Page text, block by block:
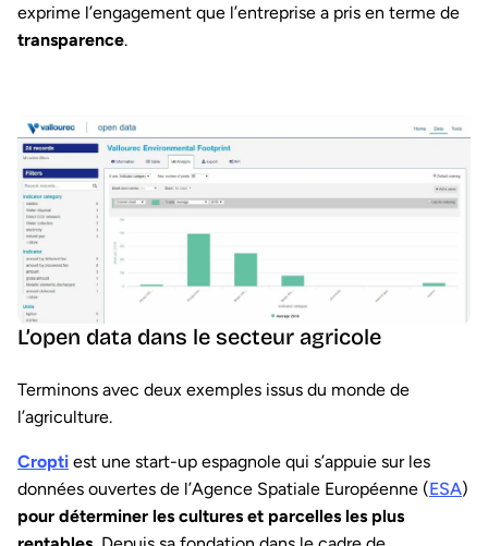
exprime l’engagement que l’entreprise a pris en terme de
transparence.
L’open data dans le secteur agricole
Terminons avec deux exemples issus du monde de
l’agriculture.
Cropti est une start-up espagnole qui s’appuie sur les
données ouvertes de l’Agence Spatiale Européenne (ESA)
pour déterminer les cultures et parcelles les plus